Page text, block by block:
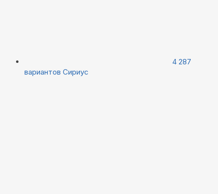
4 287
вариантов Сириус